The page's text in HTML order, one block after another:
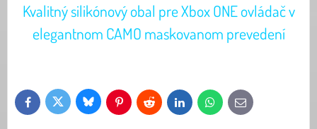
Kvalitný silikónový obal pre Xbox ONE ovládač v
elegantnom CAMO maskovanom prevedení
FacebookTwitter Bluesky PinterestReddit LinkedIn WhatsAppE-
mail